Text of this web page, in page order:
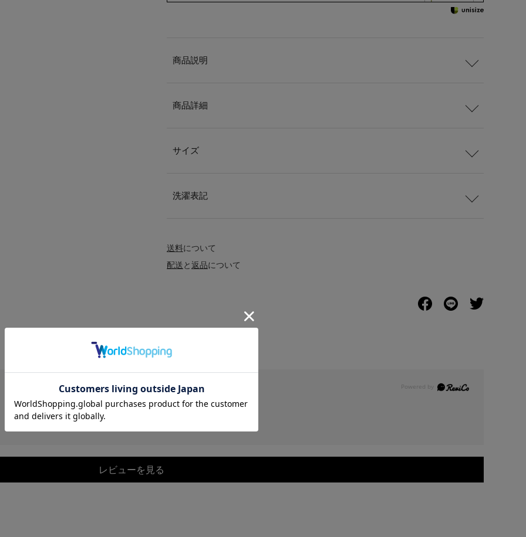
商品説明
商品詳細
サイズ
洗濯表記
送料について
配送と返品について
レビューを見る